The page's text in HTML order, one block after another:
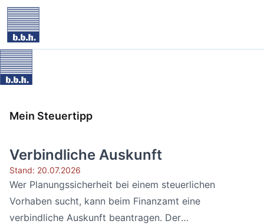
Mein Steuertipp
Verbindliche Auskunft
Stand: 20.07.2026
Wer Planungssicherheit bei einem steuerlichen
Vorhaben sucht, kann beim Finanzamt eine
verbindliche Auskunft beantragen. Der